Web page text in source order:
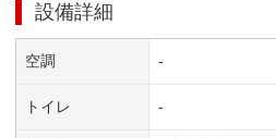
設備詳細
空調 -
トイレ -